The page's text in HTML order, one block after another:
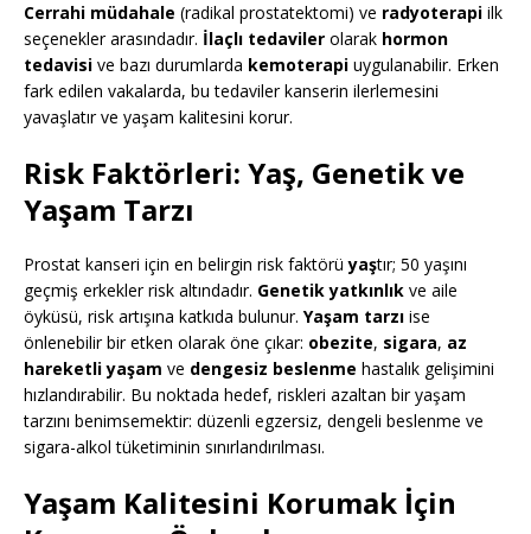
Cerrahi müdahale (radikal prostatektomi) ve radyoterapi ilk
seçenekler arasındadır. İlaçlı tedaviler olarak hormon
tedavisi ve bazı durumlarda kemoterapi uygulanabilir. Erken
fark edilen vakalarda, bu tedaviler kanserin ilerlemesini
yavaşlatır ve yaşam kalitesini korur.
Risk Faktörleri: Yaş, Genetik ve
Yaşam Tarzı
Prostat kanseri için en belirgin risk faktörüyaştır; 50 yaşını
geçmiş erkekler risk altındadır. Genetik yatkınlık ve aile
öyküsü, risk artışına katkıda bulunur. Yaşam tarzı ise
önlenebilir bir etken olarak öne çıkar: obezite, sigara, az
hareketli yaşam ve dengesiz beslenme hastalık gelişimini
hızlandırabilir. Bu noktada hedef, riskleri azaltan bir yaşam
tarzını benimsemektir: düzenli egzersiz, dengeli beslenme ve
sigara-alkol tüketiminin sınırlandırılması.
Yaşam Kalitesini Korumak İçin